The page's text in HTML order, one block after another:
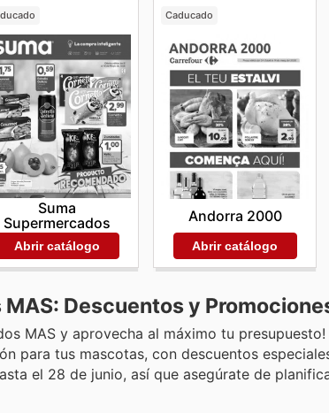
Suma
Supermercados
Abrir catálogo
Caducado
Andorra 2000
Abrir catálogo
Descuentos y
MAS y aprovecha al máximo tu
para tus mascotas, con descuentos
el 28 de junio, así que asegúrate de